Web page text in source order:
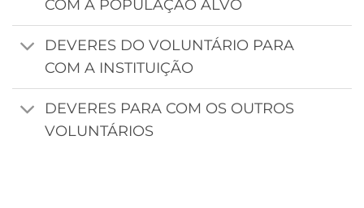
COM A POPULAÇÃO ALVO
DEVERES DO VOLUNTÁRIO PARA
COM A INSTITUIÇÃO
DEVERES PARA COM OS OUTROS
VOLUNTÁRIOS